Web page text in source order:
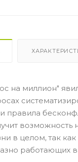
на миллион"
правила
в целом, так
работающих